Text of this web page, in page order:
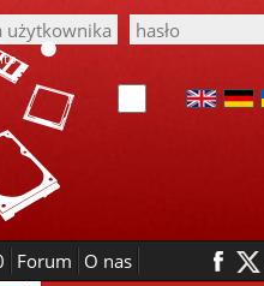
Forum O nas